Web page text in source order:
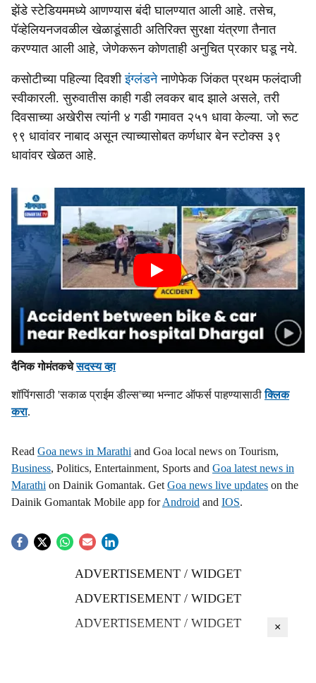
झेंडे स्टेडियममध्ये आणण्यास बंदी घालण्यात आली आहे. तसेच,
पॅव्हेलियनजवळील खेळाडूंसाठी अतिरिक्त सुरक्षा यंत्रणा तैनात
करण्यात आली आहे, जेणेकरून कोणताही अनुचित प्रकार घडू नये.
कसोटीच्या पहिल्या दिवशीइंग्लंडनेनाणेफेक जिंकत प्रथम फलंदाजी
स्वीकारली. सुरुवातीस काही गडी लवकर बाद झाले असले, तरी
दिवसाच्या अखेरीस त्यांनी ४ गडी गमावत २५१ धावा केल्या. जो रूट
९९ धावांवर नाबाद असून त्याच्यासोबत कर्णधार बेन स्टोक्स ३९
धावांवर खेळत आहे.
दैनिक गोमंतकचेसदस्य व्हा
शॉपिंगसाठी 'सकाळ प्राईम डील्स'च्या भन्नाट ऑफर्स पाहण्यासाठीक्लिक
करा.
Read Goa news in Marathi and Goa local news on Tourism,
Business, Politics, Entertainment, Sports and Goa latest news in
Marathi on Dainik Gomantak. Get Goa news live updates on the
Dainik Gomantak Mobile app forAndroid and IOS.
ADVERTISEMENT / WIDGET
ADVERTISEMENT / WIDGET
ADVERTISEMENT / WIDGET
×